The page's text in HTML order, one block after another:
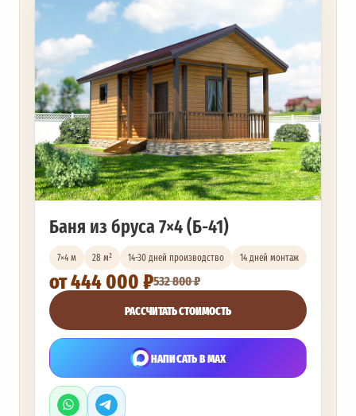
Баня из бруса 7×4 (Б-41)
7×4 м 28 м² 14-30 дней производство 14 дней монтаж
от 444 000 ₽532 800 ₽
РАССЧИТАТЬ СТОИМОСТЬ
НАПИСАТЬ В MAX